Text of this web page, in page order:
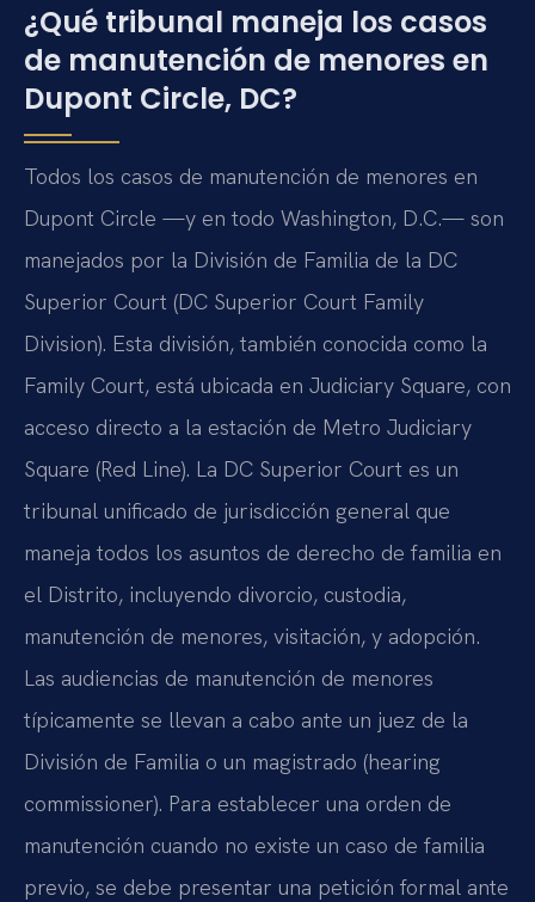
¿Qué tribunal maneja los casos
de manutención de menores en
Dupont Circle, DC?
Todos los casos de manutención de menores en
Dupont Circle —y en todo Washington, D.C.— son
manejados por la División de Familia de la DC
Superior Court (DC Superior Court Family
Division). Esta división, también conocida como la
Family Court, está ubicada en Judiciary Square, con
acceso directo a la estación de Metro Judiciary
Square (Red Line). La DC Superior Court es un
tribunal unificado de jurisdicción general que
maneja todos los asuntos de derecho de familia en
el Distrito, incluyendo divorcio, custodia,
manutención de menores, visitación, y adopción.
Las audiencias de manutención de menores
típicamente se llevan a cabo ante un juez de la
División de Familia o un magistrado (hearing
commissioner). Para establecer una orden de
manutención cuando no existe un caso de familia
previo, se debe presentar una petición formal ante